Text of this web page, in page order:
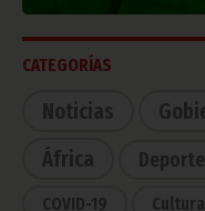
CATEGORÍAS
Noticias
África
COVID-19 Cultura